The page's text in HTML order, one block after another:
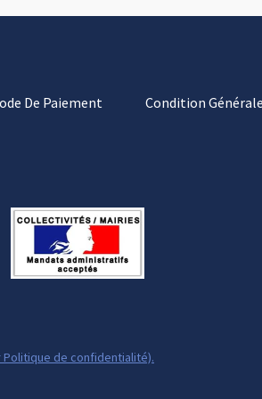
De Paiement Condition
Politique de confidentialité).